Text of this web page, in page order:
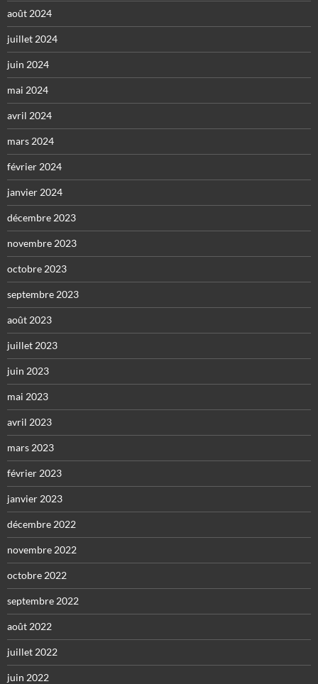
août 2024
juillet 2024
juin 2024
mai 2024
avril 2024
mars 2024
février 2024
janvier 2024
décembre 2023
novembre 2023
octobre 2023
septembre 2023
août 2023
juillet 2023
juin 2023
mai 2023
avril 2023
mars 2023
février 2023
janvier 2023
décembre 2022
novembre 2022
octobre 2022
septembre 2022
août 2022
juillet 2022
juin 2022